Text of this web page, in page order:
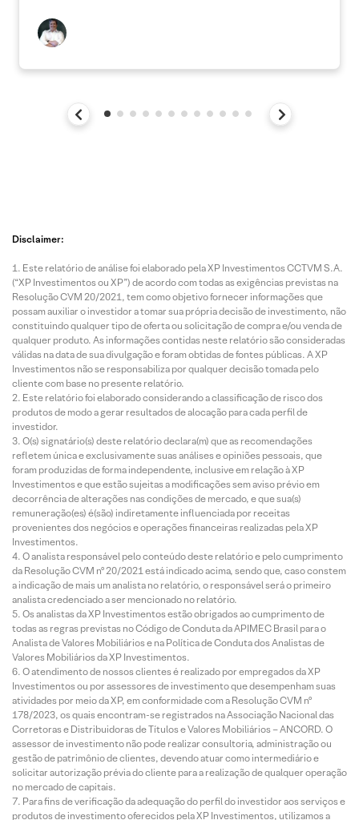
Disclaimer:
Este relatório de análise foi elaborado pela XP Investimentos CCTVM S.A.
(“XP Investimentos ou XP”) de acordo com todas as exigências previstas na
Resolução CVM 20/2021, tem como objetivo fornecer informações que
possam auxiliar o investidor a tomar sua própria decisão de investimento, não
constituindo qualquer tipo de oferta ou solicitação de compra e/ou venda de
qualquer produto. As informações contidas neste relatório são consideradas
válidas na data de sua divulgação e foram obtidas de fontes públicas. A XP
Investimentos não se responsabiliza por qualquer decisão tomada pelo
cliente com base no presente relatório.
Este relatório foi elaborado considerando a classificação de risco dos
produtos de modo a gerar resultados de alocação para cada perfil de
investidor.
O(s) signatário(s) deste relatório declara(m) que as recomendações
refletem única e exclusivamente suas análises e opiniões pessoais, que
foram produzidas de forma independente, inclusive em relação à XP
Investimentos e que estão sujeitas a modificações sem aviso prévio em
decorrência de alterações nas condições de mercado, e que sua(s)
remuneração(es) é(são) indiretamente influenciada por receitas
provenientes dos negócios e operações financeiras realizadas pela XP
Investimentos.
O analista responsável pelo conteúdo deste relatório e pelo cumprimento
da Resolução CVM nº 20/2021 está indicado acima, sendo que, caso constem
a indicação de mais um analista no relatório, o responsável será o primeiro
analista credenciado a ser mencionado no relatório.
Os analistas da XP Investimentos estão obrigados ao cumprimento de
todas as regras previstas no Código de Conduta da APIMEC Brasil para o
Analista de Valores Mobiliários e na Política de Conduta dos Analistas de
Valores Mobiliários da XP Investimentos.
O atendimento de nossos clientes é realizado por empregados da XP
Investimentos ou por assessores de investimento que desempenham suas
atividades por meio da XP, em conformidade com a Resolução CVM nº
178/2023, os quais encontram-se registrados na Associação Nacional das
Corretoras e Distribuidoras de Títulos e Valores Mobiliários – ANCORD. O
assessor de investimento não pode realizar consultoria, administração ou
gestão de patrimônio de clientes, devendo atuar como intermediário e
solicitar autorização prévia do cliente para a realização de qualquer operação
no mercado de capitais.
Para fins de verificação da adequação do perfil do investidor aos serviços e
produtos de investimento oferecidos pela XP Investimentos, utilizamos a